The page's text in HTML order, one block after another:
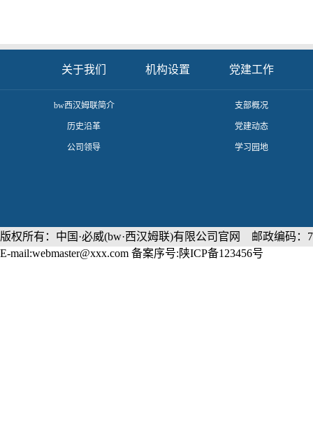
关于我们
​bw西汉姆联简介
历史沿革
公司领导
机构设置 党建工作
支部概况
党建动态
学习园地
版权所有：中国·必威(bw·西汉姆联)有限公司官网 邮政编码：
E-mail:webmaster@xxx.com 备案序号:陕ICP备123456号